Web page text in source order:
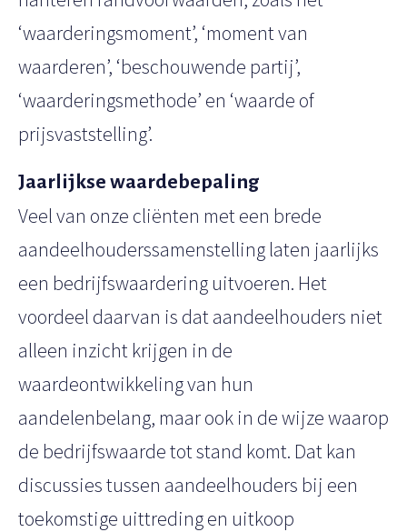
‘waarderingsmoment’, ‘moment van
waarderen’, ‘beschouwende partij’,
‘waarderingsmethode’ en ‘waarde of
prijsvaststelling’.
Jaarlijkse waardebepaling
Veel van onze cliënten met een brede
aandeelhouderssamenstelling laten jaarlijks
een bedrijfswaardering uitvoeren. Het
voordeel daarvan is dat aandeelhouders niet
alleen inzicht krijgen in de
waardeontwikkeling van hun
aandelenbelang, maar ook in de wijze waarop
de bedrijfswaarde tot stand komt. Dat kan
discussies tussen aandeelhouders bij een
toekomstige uittreding en uitkoop